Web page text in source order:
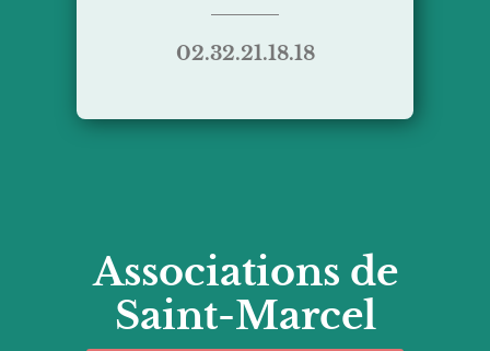
02.32.21.18.18
Associations de
Saint-Marcel